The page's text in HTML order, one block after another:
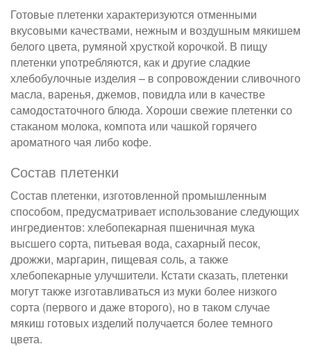
Готовые плетенки характеризуются отменными
вкусовыми качествами, нежным и воздушным мякишем
белого цвета, румяной хрусткой корочкой. В пищу
плетенки употребляются, как и другие сладкие
хлебобулочные изделия – в сопровождении сливочного
масла, варенья, джемов, повидла или в качестве
самодостаточного блюда. Хороши свежие плетенки со
стаканом молока, компота или чашкой горячего
ароматного чая либо кофе.
Состав плетенки
Состав плетенки, изготовленной промышленным
способом, предусматривает использование следующих
ингредиентов: хлебопекарная пшеничная мука
высшего сорта, питьевая вода, сахарный песок,
дрожжи, маргарин, пищевая соль, а также
хлебопекарные улучшители. Кстати сказать, плетенки
могут также изготавливаться из муки более низкого
сорта (первого и даже второго), но в таком случае
мякиш готовых изделий получается более темного
цвета.